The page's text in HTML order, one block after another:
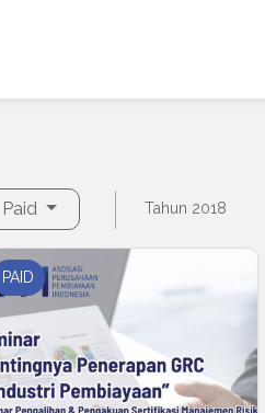
Paid Tahun 2018
PAID